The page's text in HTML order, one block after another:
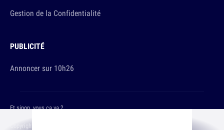
Gestion de la Confidentialité
PUBLICITÉ
Annoncer sur 10h26
Copyright © 2026 The Original Publishing Studio
Et sinon, vous ça va ?